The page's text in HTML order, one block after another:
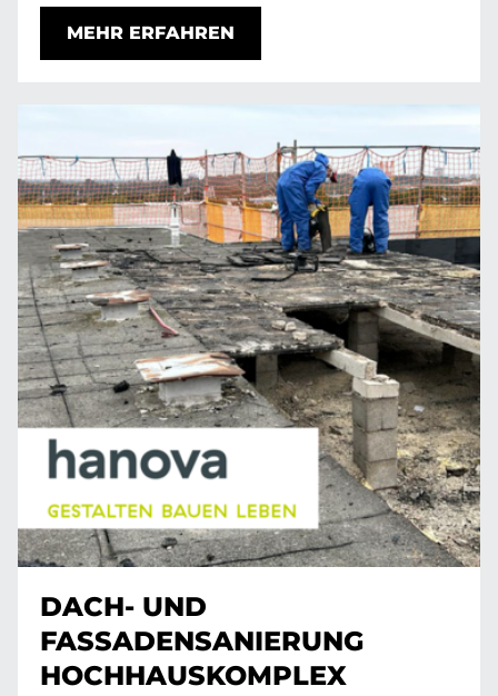
MEHR ERFAHREN
DACH- UND
FASSADENSANIERUNG
HOCHHAUSKOMPLEX